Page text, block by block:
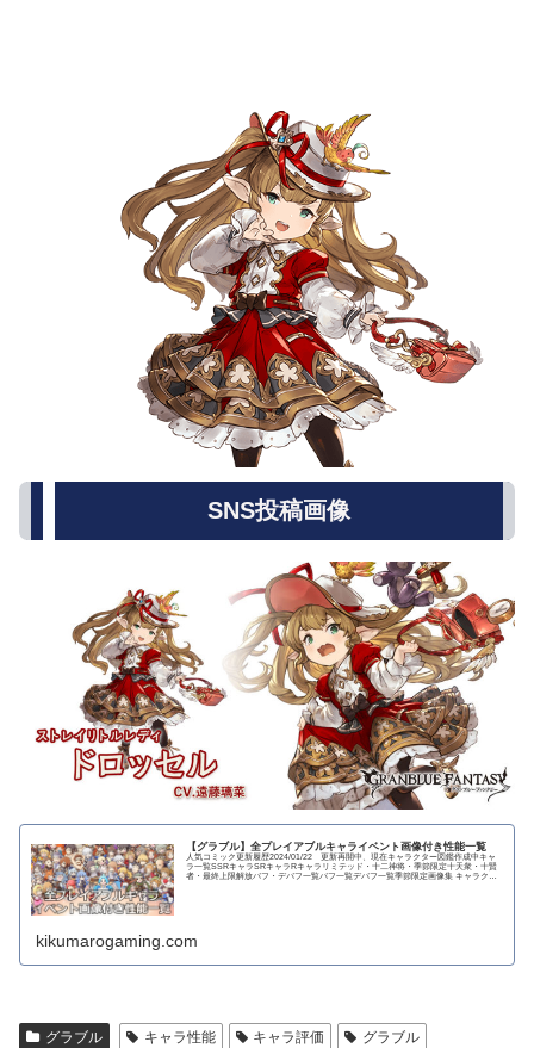
SNS投稿画像
【グラブル】全プレイアブルキャライベント画像付き性能一覧
人気コミック更新履歴2024/01/22 更新再開中、現在キャラクター図鑑作成中キャ
ラ一覧SSRキャラSRキャラRキャラリミテッド・十二神将・季節限定十天衆・十賢
者・最終上限解放バフ・デバフ一覧バフ一覧デバフ一覧季節限定画像集 キャラクタ
kikumarogaming.com
グラブル キャラ性能 キャラ評価 グラブル